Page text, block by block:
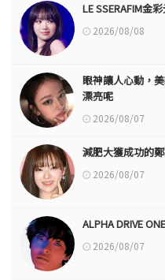
LE SSERAFIM金
2026/08/08
眼神讓人心動，
漂亮呢
2026/08/07
減肥大獲成功的
2026/08/07
ALPHA DRIVE
2026/08/07